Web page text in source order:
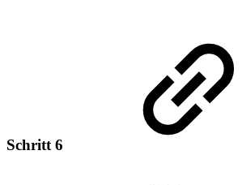
Schritt 6